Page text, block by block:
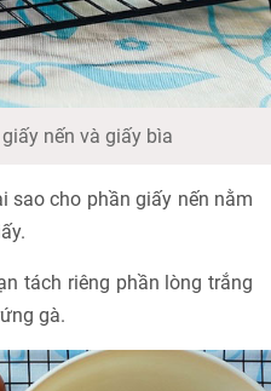
nến và giấy bìa
sao cho phần giấy nến nằm
tách riêng phần lòng trắng
gà.